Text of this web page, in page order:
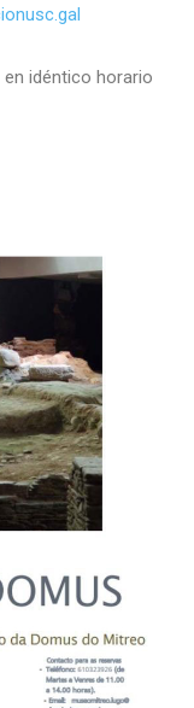
idéntico horario